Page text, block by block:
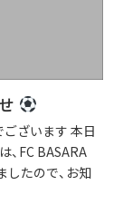
ございます 本日
、FC BASARA
したので、お知